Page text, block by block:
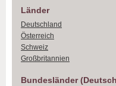
Länder
Deutschland
Österreich
Schweiz
Großbritannien
Bundesländer